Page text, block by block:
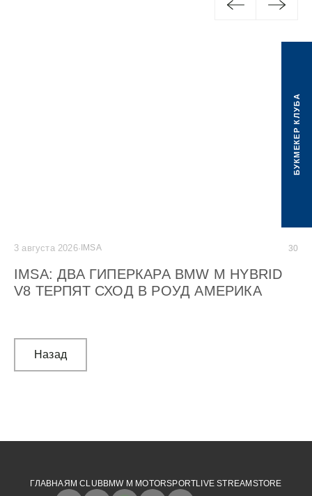
БУКМЕКЕР КЛУБА
3 августа 2026· IMSA 30
IMSA: ДВА ГИПЕРКАРА BMW M HYBRID
V8 ТЕРПЯТ СХОД В РОУД АМЕРИКА
Назад
ГЛАВНАЯM CLUBBMW M MOTORSPORTLIVE STREAMSTORE